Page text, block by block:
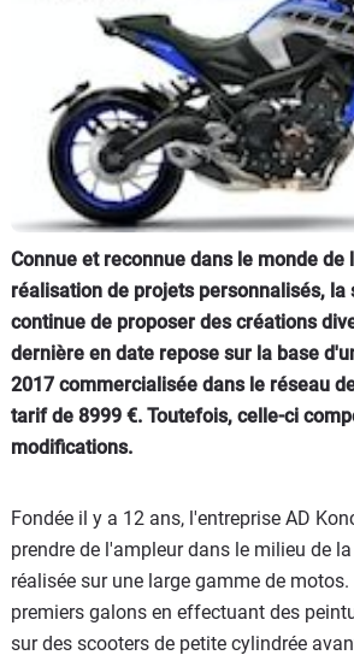
Services
Auto
Connue et reconnue dans le monde de
réalisation de projets personnalisés, la
continue de proposer des créations
dernière en date repose sur la base
2017 commercialisée dans le réseau
tarif de 8999 €. Toutefois, celle-ci
modifications.
Fondée il y a 12 ans, l'entreprise AD
prendre de l'ampleur dans le milieu de
réalisée sur une large gamme de motos.
premiers galons en effectuant des
sur des scooters de petite cylindrée